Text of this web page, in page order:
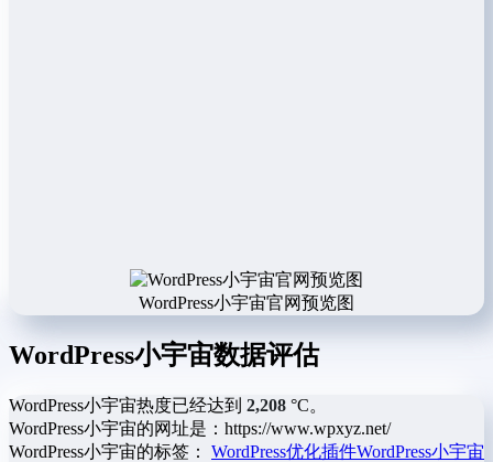
WordPress小宇宙官网预览图
WordPress小宇宙数据评估
WordPress小宇宙热度已经达到 2,208 °C。
WordPress小宇宙的网址是：https://www.wpxyz.net/
WordPress小宇宙的标签： WordPress优化插件WordPress小宇宙